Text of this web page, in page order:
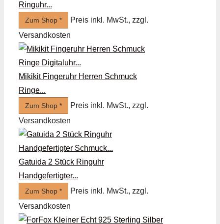
Ringuhr...
Zum Shop *
Preis inkl. MwSt., zzgl.
Versandkosten
Mikikit Fingeruhr Herren Schmuck
Ringe...
Zum Shop *
Preis inkl. MwSt., zzgl.
Versandkosten
Gatuida 2 Stück Ringuhr
Handgefertigter...
Zum Shop *
Preis inkl. MwSt., zzgl.
Versandkosten